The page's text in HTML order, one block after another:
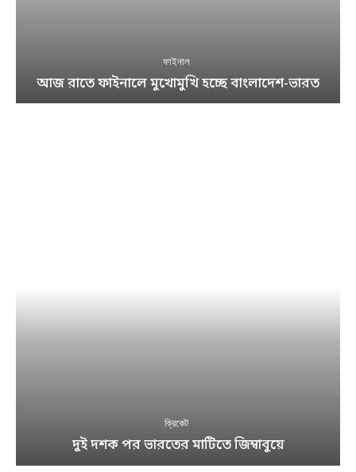
ফাইনাল
আজ রাতে ফাইনালে মুখোমুখি হচ্ছে বাংলাদেশ-ভারত
ক্রিকেট
দুই দশক পর ভারতের মাটিতে জিম্বাবুয়ে